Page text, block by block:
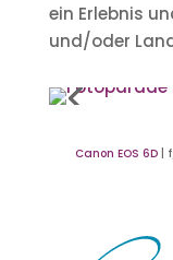
ein Erlebnis
und/oder
Canon EOS 6D |